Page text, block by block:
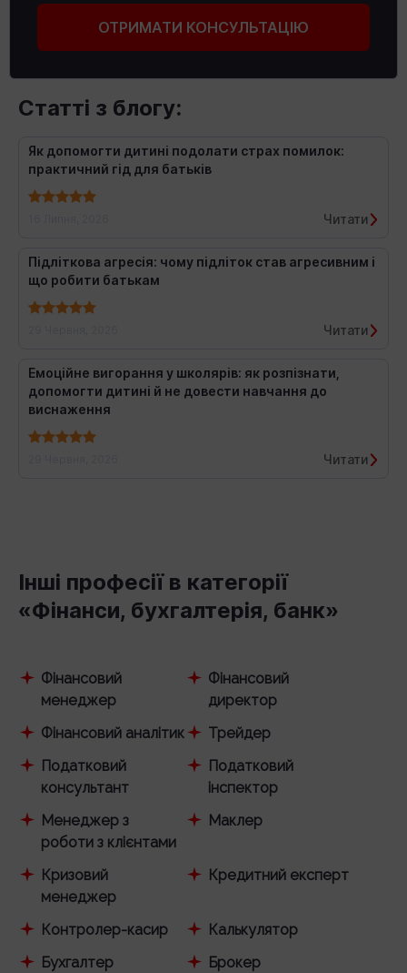
ОТРИМАТИ КОНСУЛЬТАЦІЮ
Статті з блогу:
Як допомогти дитині подолати страх помилок:
практичний гід для батьків
Читати
Підліткова агресія: чому підліток став агресивним і
що робити батькам
Читати
Емоційне вигорання у школярів: як розпізнати,
допомогти дитині й не довести навчання до
виснаження
Читати
Інші професії в категорії
«Фінанси, бухгалтерія, банк»
Фінансовий
менеджер
Фінансовий
директор
Фінансовий аналітик
Трейдер
Податковий
консультант
Податковий
інспектор
Менеджер з
роботи з клієнтами
Маклер
Кризовий
менеджер
Кредитний експерт
Контролер-касир
Калькулятор
Бухгалтер
Брокер